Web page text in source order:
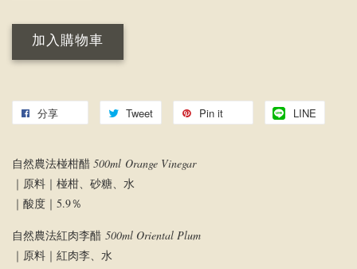
加入購物車
分享 Tweet Pin it LINE
自然農法椪柑醋 500ml Orange Vinegar
｜原料｜椪柑、砂糖、水
｜酸度｜5.9％
自然農法紅肉李醋 500ml Oriental Plum
｜原料｜紅肉李、水